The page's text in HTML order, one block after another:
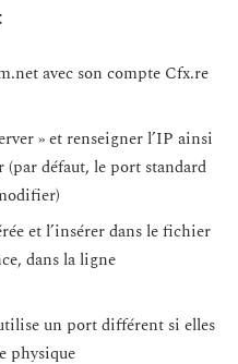
avec son compte Cfx.re
» et renseigner l’IP ainsi
(par défaut, le port standard
et l’insérer dans le fichier
dans la ligne
un port différent si elles
physique